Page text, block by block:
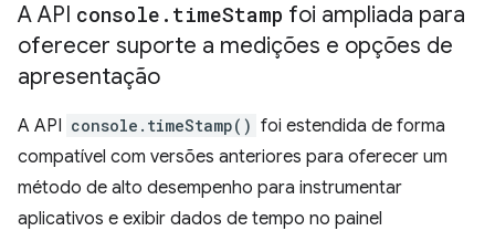
A API console . timeStamp foi ampliada para
oferecer suporte a medições e opções de
apresentação
A API console.timeStamp() foi estendida de forma
compatível com versões anteriores para oferecer um
método de alto desempenho para instrumentar
aplicativos e exibir dados de tempo no painel